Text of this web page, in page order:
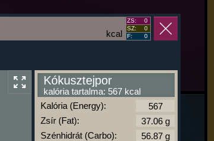
kcal
ZS:
0
SZ:
0
F:
0
Kókusztejpor
kalória tartalma: 567 kcal
Kalória (Energy):
Zsír (Fat):
Szénhidrát (Carbo):